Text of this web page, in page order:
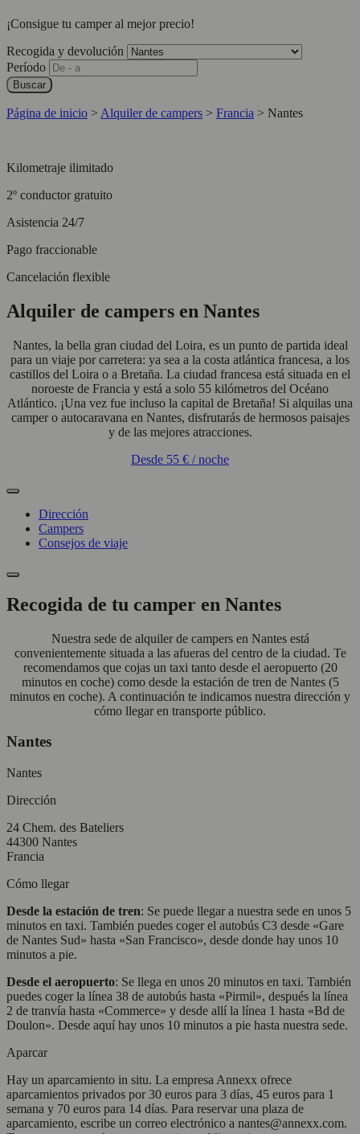
¡Consigue tu camper al mejor precio!
Recogida y devolución
Período
Buscar
Página de inicio > Alquiler de campers > Francia > Nantes
Kilometraje ilimitado
2º conductor gratuito
Asistencia 24/7
Pago fraccionable
Cancelación flexible
Alquiler de campers en Nantes
Nantes, la bella gran ciudad del Loira, es un punto de partida ideal
para un viaje por carretera: ya sea a la costa atlántica francesa, a los
castillos del Loira o a Bretaña. La ciudad francesa está situada en el
noroeste de Francia y está a solo 55 kilómetros del Océano
Atlántico. ¡Una vez fue incluso la capital de Bretaña! Si alquilas una
camper o autocaravana en Nantes, disfrutarás de hermosos paisajes
y de las mejores atracciones.
Desde 55 € / noche
Dirección
Campers
Consejos de viaje
Recogida de tu camper en Nantes
Nuestra sede de alquiler de campers en Nantes está
convenientemente situada a las afueras del centro de la ciudad. Te
recomendamos que cojas un taxi tanto desde el aeropuerto (20
minutos en coche) como desde la estación de tren de Nantes (5
minutos en coche). A continuación te indicamos nuestra dirección y
cómo llegar en transporte público.
Nantes
Nantes
Dirección
24 Chem. des Bateliers
44300 Nantes
Francia
Cómo llegar
Desde la estación de tren: Se puede llegar a nuestra sede en unos 5
minutos en taxi. También puedes coger el autobús C3 desde «Gare
de Nantes Sud» hasta «San Francisco», desde donde hay unos 10
minutos a pie.
Desde el aeropuerto: Se llega en unos 20 minutos en taxi. También
puedes coger la línea 38 de autobús hasta «Pirmil», después la línea
2 de tranvía hasta «Commerce» y desde allí la línea 1 hasta «Bd de
Doulon». Desde aquí hay unos 10 minutos a pie hasta nuestra sede.
Aparcar
Hay un aparcamiento in situ. La empresa Annexx ofrece
aparcamientos privados por 30 euros para 3 días, 45 euros para 1
semana y 70 euros para 14 días. Para reservar una plaza de
aparcamiento, escribe un correo electrónico a nantes@annexx.com.